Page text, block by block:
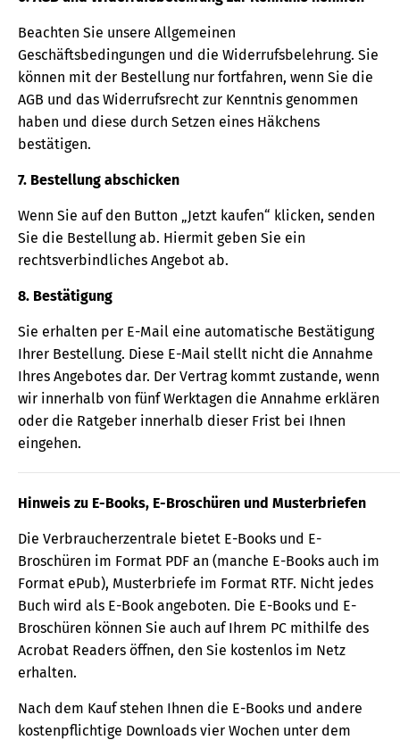
Beachten Sie unsere Allgemeinen
Geschäftsbedingungen und die Widerrufsbelehrung. Sie
können mit der Bestellung nur fortfahren, wenn Sie die
AGB und das Widerrufsrecht zur Kenntnis genommen
haben und diese durch Setzen eines Häkchens
bestätigen.
7. Bestellung abschicken
Wenn Sie auf den Button „Jetzt kaufen“ klicken, senden
Sie die Bestellung ab. Hiermit geben Sie ein
rechtsverbindliches Angebot ab.
8. Bestätigung
Sie erhalten per E-Mail eine automatische Bestätigung
Ihrer Bestellung. Diese E-Mail stellt nicht die Annahme
Ihres Angebotes dar. Der Vertrag kommt zustande, wenn
wir innerhalb von fünf Werktagen die Annahme erklären
oder die Ratgeber innerhalb dieser Frist bei Ihnen
eingehen.
Hinweis zu E-Books, E-Broschüren und Musterbriefen
Die Verbraucherzentrale bietet E-Books und E-
Broschüren im Format PDF an (manche E-Books auch im
Format ePub), Musterbriefe im Format RTF. Nicht jedes
Buch wird als E-Book angeboten. Die E-Books und E-
Broschüren können Sie auch auf Ihrem PC mithilfe des
Acrobat Readers öffnen, den Sie kostenlos im Netz
erhalten.
Nach dem Kauf stehen Ihnen die E-Books und andere
kostenpflichtige Downloads vier Wochen unter dem